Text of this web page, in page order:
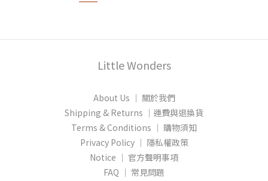
Little Wonders
About Us │ 關於我們
Shipping & Returns │運費與退換貨
Terms & Conditions │ 購物須知
Privacy Policy │ 隱私權政策
Notice │ 官方聲明事項
FAQ │ 常見問題